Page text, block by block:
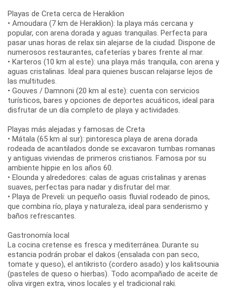
Playas de Creta cerca de Heraklion
• Amoudara (7 km de Heraklion): la playa más cercana y
popular, con arena dorada y aguas tranquilas. Perfecta para
pasar unas horas de relax sin alejarse de la ciudad. Dispone de
numerosos restaurantes, cafeterías y bares frente al mar.
• Karteros (10 km al este): una playa más tranquila, con arena y
aguas cristalinas. Ideal para quienes buscan relajarse lejos de
las multitudes.
• Gouves / Damnoni (20 km al este): cuenta con servicios
turísticos, bares y opciones de deportes acuáticos, ideal para
disfrutar de un día completo de playa y actividades.
Playas más alejadas y famosas de Creta
• Mátala (65 km al sur): pintoresca playa de arena dorada
rodeada de acantilados donde se excavaron tumbas romanas
y antiguas viviendas de primeros cristianos. Famosa por su
ambiente hippie en los años 60.
• Elounda y alrededores: calas de aguas cristalinas y arenas
suaves, perfectas para nadar y disfrutar del mar.
• Playa de Preveli: un pequeño oasis fluvial rodeado de pinos,
que combina río, playa y naturaleza, ideal para senderismo y
baños refrescantes.
Gastronomía local
La cocina cretense es fresca y mediterránea. Durante su
estancia podrán probar el dakos (ensalada con pan seco,
tomate y queso), el antikristo (cordero asado) y los kalitsounia
(pasteles de queso o hierbas). Todo acompañado de aceite de
oliva virgen extra, vinos locales y el tradicional raki.